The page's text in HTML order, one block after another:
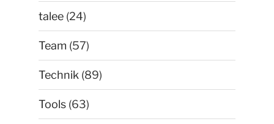
talee (24)
Team (57)
Technik (89)
Tools (63)